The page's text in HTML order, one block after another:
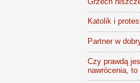
Katolik i
Partner w
Czy prawdą
nawrócenia, to